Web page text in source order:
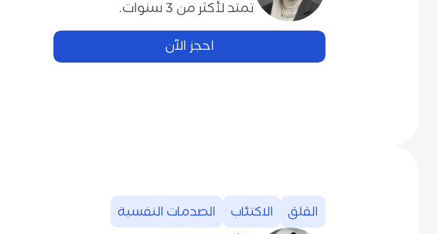
‬تمتد‭ ‬لأكثر‭ ‬من‭ ‬3‭ ‬سنوات‭.‬
احجز الآن
القلق الاكتئاب الصدمات‭ ‬النفسية